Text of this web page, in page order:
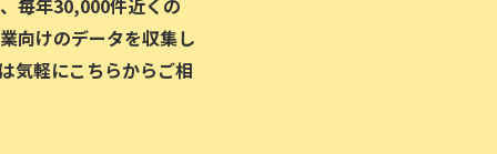
向けのデータを収集し
気軽にこちらからご相